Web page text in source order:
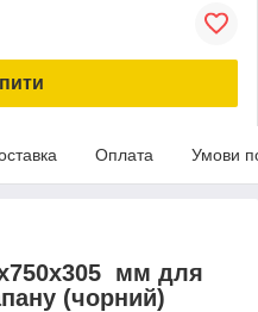
Оплата Умови
мм для
(чорний)